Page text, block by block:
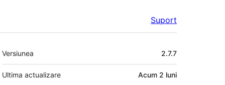
Suport
Meta
Versiunea 2.7.7
Ultima actualizare Acum 2 luni